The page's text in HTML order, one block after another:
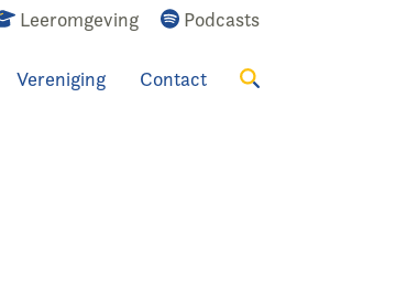
Leeromgeving Podcasts
Vereniging Contact